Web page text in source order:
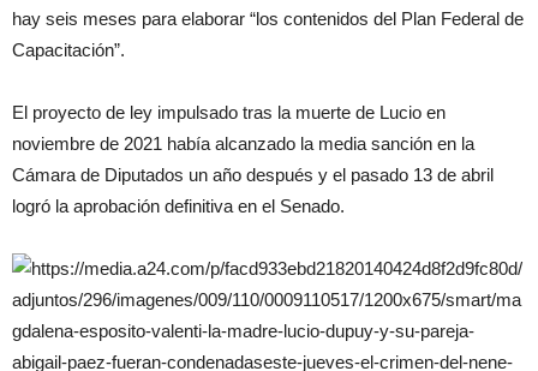
hay seis meses para elaborar “los contenidos del Plan Federal de
Capacitación”.
El proyecto de ley impulsado tras la muerte de Lucio en
noviembre de 2021 había alcanzado la media sanción en la
Cámara de Diputados un año después y el pasado 13 de abril
logró la aprobación definitiva en el Senado.